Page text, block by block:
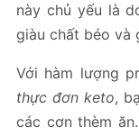
này chủ yếu là
giàu chất béo và
Với hàm lượng
thực đơn keto,
các cơn thèm